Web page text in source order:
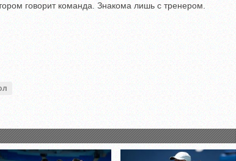
говорит команда. Знакома лишь с тренером.